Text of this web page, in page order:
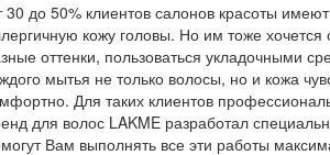
30 до 50% клиентов салонов красоты
кожу головы. Но им тоже хочется
оттенки, пользоваться укладочными
мытья не только волосы, но и кожа
Для таких клиентов
для волос LAKME разработал
Вам выполнять все эти работы